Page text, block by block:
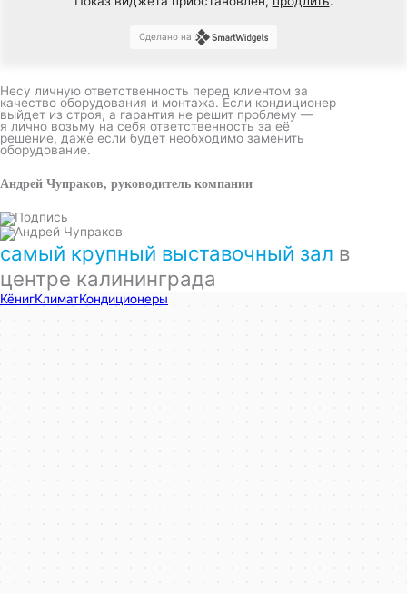
Сделано на
Несу личную ответственность перед клиентом за
качество оборудования и монтажа. Если кондиционер
выйдет из строя, а гарантия не решит проблему —
я лично возьму на себя ответственность за её
решение, даже если будет необходимо заменить
оборудование.
Андрей Чупраков, руководитель компании
самый крупный выставочный зал в
центре калининграда
КёнигКлимат
Кондиционеры в Калининграде